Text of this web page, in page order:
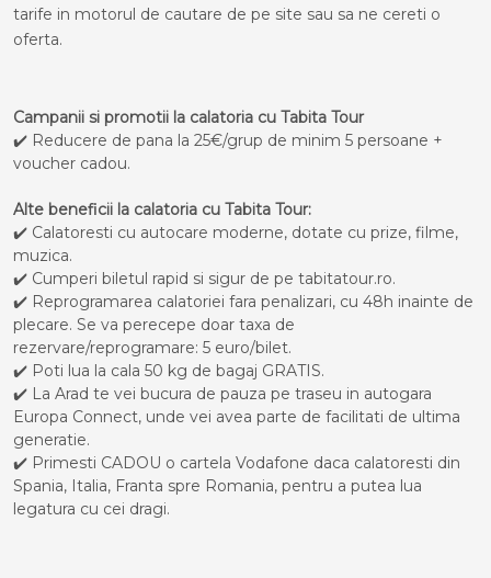
tarife in motorul de cautare de pe site sau sa ne cereti o
oferta.
Campanii si promotii la calatoria cu Tabita Tour
✔️ Reducere de pana la 25€/grup de minim 5 persoane +
voucher cadou.
Alte beneficii la calatoria cu Tabita Tour:
✔️ Calatoresti cu autocare moderne, dotate cu prize, filme,
muzica.
✔️ Cumperi biletul rapid si sigur de pe tabitatour.ro.
✔️ Reprogramarea calatoriei fara penalizari, cu 48h inainte de
plecare. Se va perecepe doar taxa de
rezervare/reprogramare: 5 euro/bilet.
✔️ Poti lua la cala 50 kg de bagaj GRATIS.
✔️ La Arad te vei bucura de pauza pe traseu in autogara
Europa Connect, unde vei avea parte de facilitati de ultima
generatie.
✔️ Primesti CADOU o cartela Vodafone daca calatoresti din
Spania, Italia, Franta spre Romania, pentru a putea lua
legatura cu cei dragi.